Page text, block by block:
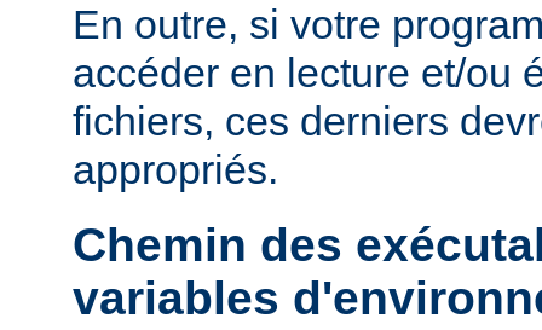
En outre, si votre
accéder en lecture et/ou
fichiers, ces derniers
appropriés.
Chemin des
variables